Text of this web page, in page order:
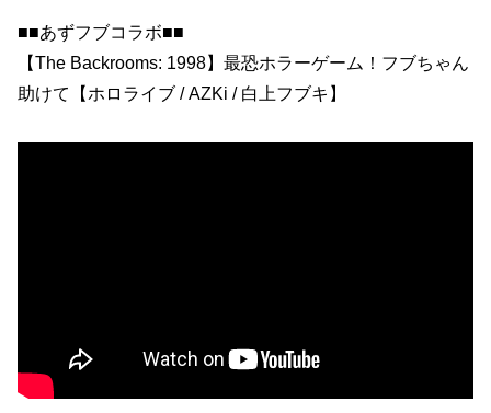
■■あずフブコラボ■■
【The Backrooms: 1998】最恐ホラーゲーム！フブちゃん
助けて【ホロライブ / AZKi / 白上フブキ】